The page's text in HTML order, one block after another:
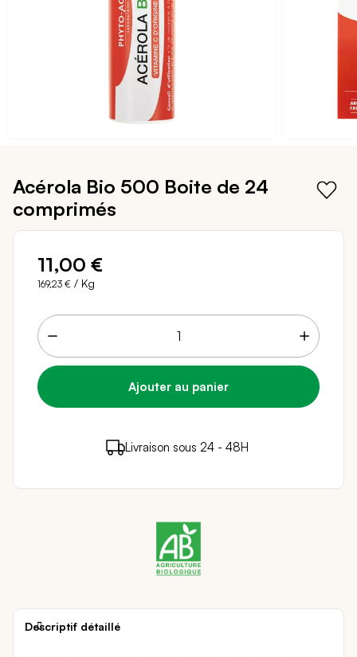
début
d’images
Acérola Bio 500 Boite de 24
comprimés
11,00 €
169,23 € / Kg
11 points de fidélité ( 0,22 €)
en achetant ce
Livraison sous 24 - 48H
Paiement sécurisé
Descriptif détaillé